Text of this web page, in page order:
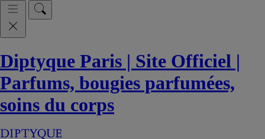
Diptyque Paris | Site Officiel |
Parfums, bougies parfumées,
soins du corps